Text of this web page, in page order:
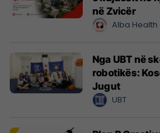
në Zvicër
Alba Health
Nga UBT në
robotikës:
Jugut
UBT